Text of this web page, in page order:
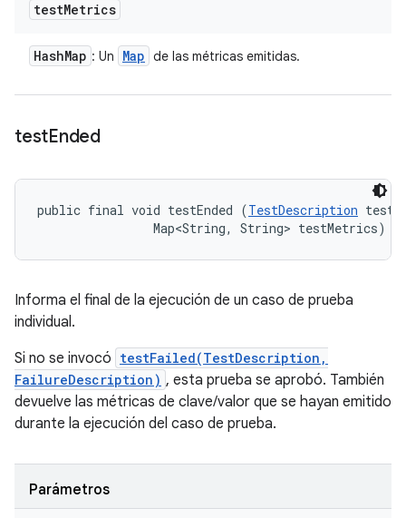
testMetrics
HashMap : Un Map de las métricas emitidas.
testEnded
public final void testEnded (TestDescription
                Map<String, String> testMetrics)
Informa el final de la ejecución de un caso de prueba
individual.
Si no se invocó testFailed(TestDescription,
FailureDescription) , esta prueba se aprobó. También
devuelve las métricas de clave/valor que se hayan emitido
durante la ejecución del caso de prueba.
Parámetros